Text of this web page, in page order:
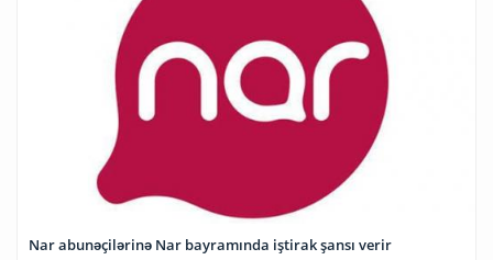
Nar abunəçilərinə Nar bayramında iştirak şansı verir